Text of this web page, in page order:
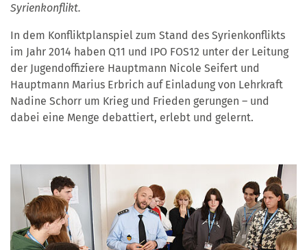
Syrienkonflikt.
In dem Konfliktplanspiel zum Stand des Syrienkonflikts
im Jahr 2014 haben Q11 und IPO FOS12 unter der Leitung
der Jugendoffiziere Hauptmann Nicole Seifert und
Hauptmann Marius Erbrich auf Einladung von Lehrkraft
Nadine Schorr um Krieg und Frieden gerungen – und
dabei eine Menge debattiert, erlebt und gelernt.